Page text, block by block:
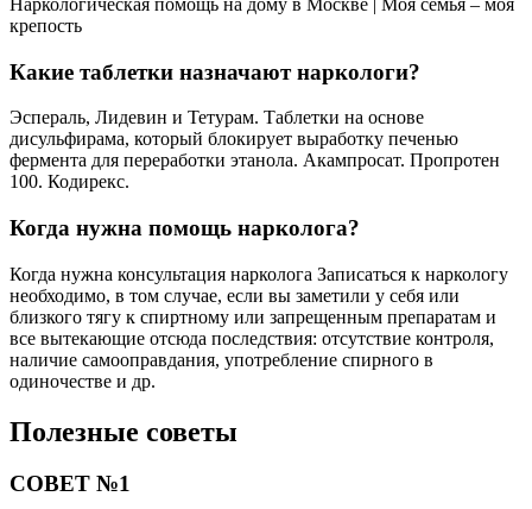
крепость
Какие таблетки назначают наркологи?
Эспераль, Лидевин и Тетурам. Таблетки на основе
дисульфирама, который блокирует выработку печенью
фермента для переработки этанола. Акампросат. Пропротен
100. Кодирекс.
Когда нужна помощь нарколога?
Когда нужна консультация нарколога Записаться к наркологу
необходимо, в том случае, если вы заметили у себя или
близкого тягу к спиртному или запрещенным препаратам и
все вытекающие отсюда последствия: отсутствие контроля,
наличие самооправдания, употребление спирного в
одиночестве и др.
Полезные советы
СОВЕТ №1